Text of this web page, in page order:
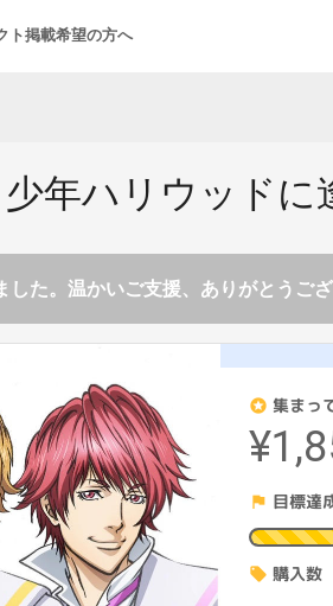
ト掲載希望の方へ
年ハリウッドに
た。温かいご支援、ありがとうござ
stars 集まっ
flag 目標達
local_offer 購入数